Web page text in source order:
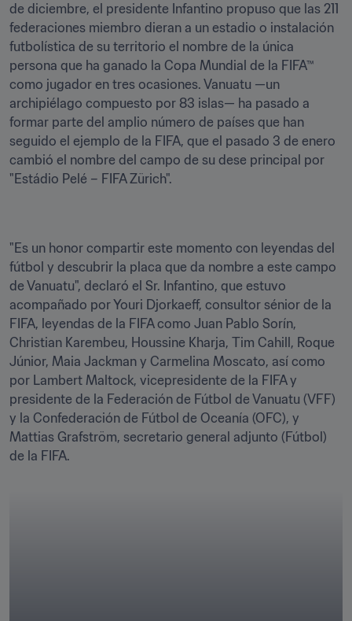
de diciembre, el presidente Infantino propuso que las 211
federaciones miembro dieran a un estadio o instalación
futbolística de su territorio el nombre de la única
persona que ha ganado la Copa Mundial de la FIFA™
como jugador en tres ocasiones. Vanuatu —un
archipiélago compuesto por 83 islas— ha pasado a
formar parte del amplio número de países que han
seguido el ejemplo de la FIFA, que el pasado 3 de enero
cambió el nombre del campo de su dese principal por
"Estádio Pelé – FIFA Zürich".
"Es un honor compartir este momento con leyendas del
fútbol y descubrir la placa que da nombre a este campo
de Vanuatu", declaró el Sr. Infantino, que estuvo
acompañado por Youri Djorkaeff, consultor sénior de la
FIFA, leyendas de la FIFA como Juan Pablo Sorín,
Christian Karembeu, Houssine Kharja, Tim Cahill, Roque
Júnior, Maia Jackman y Carmelina Moscato, así como
por Lambert Maltock, vicepresidente de la FIFA y
presidente de la Federación de Fútbol de Vanuatu (VFF)
y la Confederación de Fútbol de Oceanía (OFC), y
Mattias Grafström, secretario general adjunto (Fútbol)
de la FIFA.